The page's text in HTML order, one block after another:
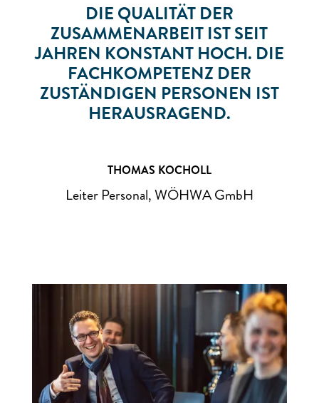
DIE QUALITÄT DER
ZUSAMMENARBEIT IST SEIT
JAHREN KONSTANT HOCH. DIE
FACHKOMPETENZ DER
ZUSTÄNDIGEN PERSONEN IST
HERAUSRAGEND.
THOMAS KOCHOLL
Leiter Personal, WÖHWA GmbH